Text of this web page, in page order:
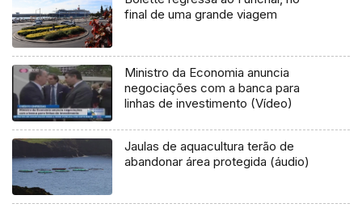
final de uma grande viagem
Ministro da Economia anuncia
negociações com a banca para
linhas de investimento (Vídeo)
Jaulas de aquacultura terão de
abandonar área protegida (áudio)